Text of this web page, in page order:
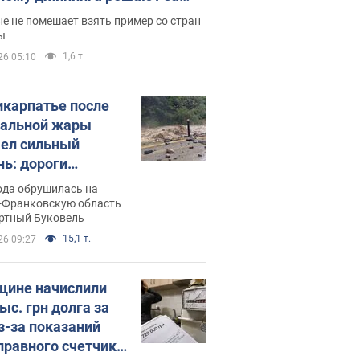
не помешает взять пример со стран
05:10 1,6 т.
после
жары
сильный
дороги
в реки.
обрушилась на
область
Буковель
09:27 15,1 т.
начислили
грн долга за
за показаний
счетчика: